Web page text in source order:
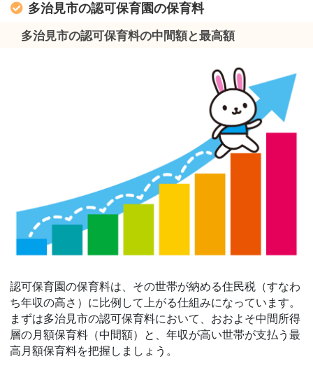
多治見市の認可保育園の保育料
多治見市の認可保育料の中間額と最高額
認可保育園の保育料は、その世帯が納める住民税（すなわ
ち年収の高さ）に比例して上がる仕組みになっています。
まずは多治見市の認可保育料において、おおよそ中間所得
層の月額保育料（中間額）と、年収が高い世帯が支払う最
高月額保育料を把握しましょう。